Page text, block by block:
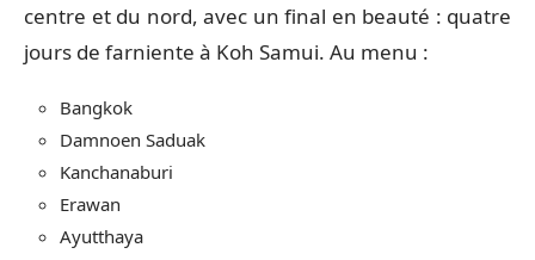
centre et du nord, avec un final en beauté : quatre
jours de farniente à Koh Samui. Au menu :
Bangkok
Damnoen Saduak
Kanchanaburi
Erawan
Ayutthaya